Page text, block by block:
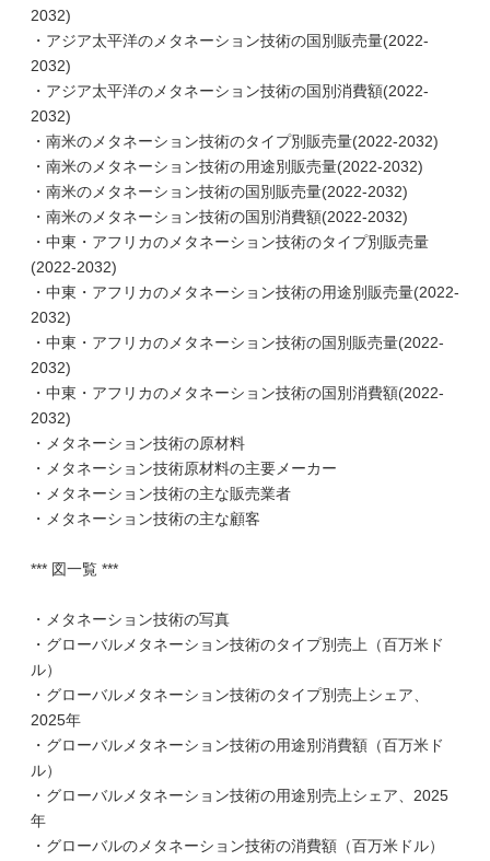
2032)
・アジア太平洋のメタネーション技術の国別販売量(2022-
2032)
・アジア太平洋のメタネーション技術の国別消費額(2022-
2032)
・南米のメタネーション技術のタイプ別販売量(2022-2032)
・南米のメタネーション技術の用途別販売量(2022-2032)
・南米のメタネーション技術の国別販売量(2022-2032)
・南米のメタネーション技術の国別消費額(2022-2032)
・中東・アフリカのメタネーション技術のタイプ別販売量
(2022-2032)
・中東・アフリカのメタネーション技術の用途別販売量(2022-
2032)
・中東・アフリカのメタネーション技術の国別販売量(2022-
2032)
・中東・アフリカのメタネーション技術の国別消費額(2022-
2032)
・メタネーション技術の原材料
・メタネーション技術原材料の主要メーカー
・メタネーション技術の主な販売業者
・メタネーション技術の主な顧客
*** 図一覧 ***
・メタネーション技術の写真
・グローバルメタネーション技術のタイプ別売上（百万米ド
ル）
・グローバルメタネーション技術のタイプ別売上シェア、
2025年
・グローバルメタネーション技術の用途別消費額（百万米ド
ル）
・グローバルメタネーション技術の用途別売上シェア、2025
年
・グローバルのメタネーション技術の消費額（百万米ドル）